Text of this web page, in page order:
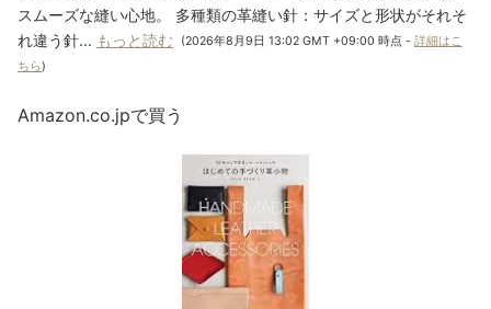
スムーズな縫い心地。 多種類の革縫い針：サイズと形状がそれそ
れ違う針... もっと読む (2026年8月9日 13:02 GMT +09:00 時点 - 詳細はこ
ちら)
Amazon.co.jpで買う